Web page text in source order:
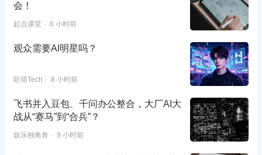
会！
起点课堂 6 小时前
观众需要AI明星吗？
听筒Tech 8 小时前
飞书并入豆包、千问办公整合，大厂AI大
战从“赛马”到“合兵”？
娱乐独角兽 9 小时前